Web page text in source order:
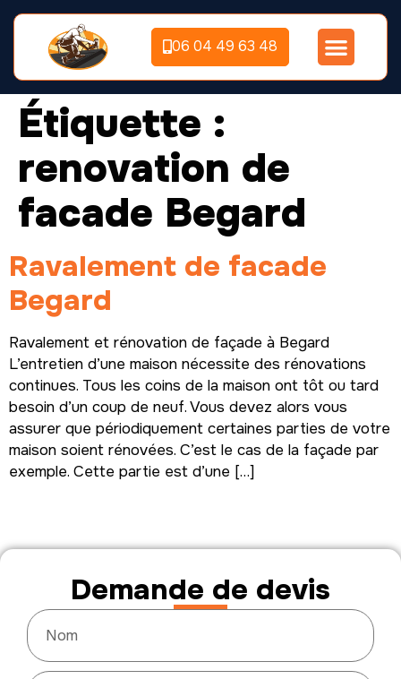
06 04 49 63 48
Étiquette :
renovation de
facade Begard
Ravalement de facade
Begard
Ravalement et rénovation de façade à Begard
L’entretien d’une maison nécessite des rénovations
continues. Tous les coins de la maison ont tôt ou tard
besoin d’un coup de neuf. Vous devez alors vous
assurer que périodiquement certaines parties de votre
maison soient rénovées. C’est le cas de la façade par
exemple. Cette partie est d’une […]
Demande de devis